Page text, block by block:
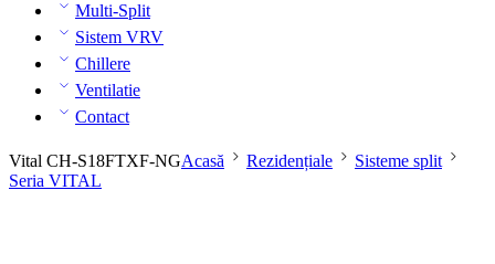
Multi-Split
Sistem VRV
Chillere
Ventilatie
Contact
Vital CH-S18FTXF-NGAcasă Rezidențiale
Sisteme split
Seria VITAL